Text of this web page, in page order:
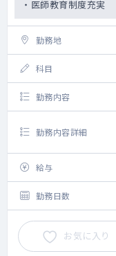
・医師教育制度充実
勤務地
科目
勤務内容
勤務内容詳細
給与
勤務日数
お気に入り